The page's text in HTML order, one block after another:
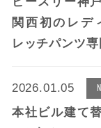
関西初のレデ
レッチパンツ
2026.01.05
本社ビル建て